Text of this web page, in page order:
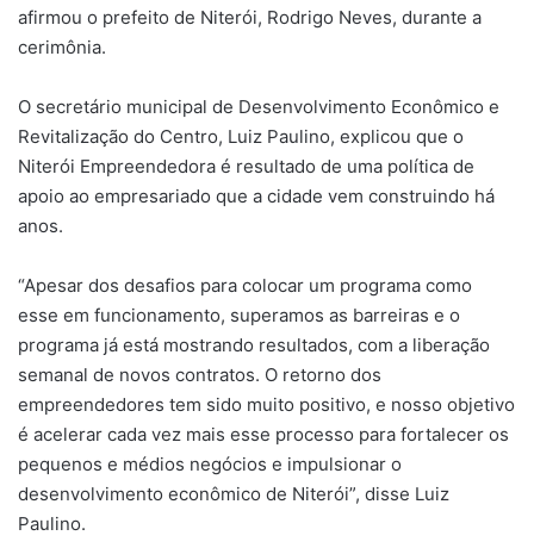
afirmou o prefeito de Niterói, Rodrigo Neves, durante a
cerimônia.
O secretário municipal de Desenvolvimento Econômico e
Revitalização do Centro, Luiz Paulino, explicou que o
Niterói Empreendedora é resultado de uma política de
apoio ao empresariado que a cidade vem construindo há
anos.
“Apesar dos desafios para colocar um programa como
esse em funcionamento, superamos as barreiras e o
programa já está mostrando resultados, com a liberação
semanal de novos contratos. O retorno dos
empreendedores tem sido muito positivo, e nosso objetivo
é acelerar cada vez mais esse processo para fortalecer os
pequenos e médios negócios e impulsionar o
desenvolvimento econômico de Niterói”, disse Luiz
Paulino.